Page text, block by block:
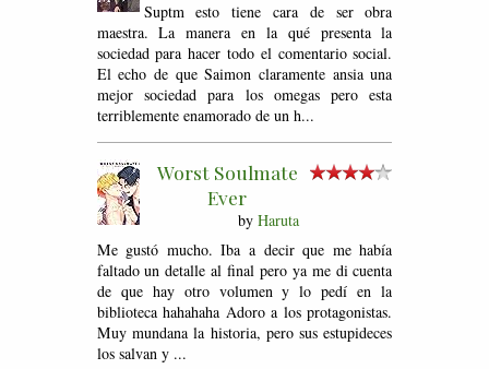
Suptm esto tiene cara de ser obra
maestra. La manera en la qué presenta la
sociedad para hacer todo el comentario social.
El echo de que Saimon claramente ansia una
mejor sociedad para los omegas pero esta
terriblemente enamorado de un h...
Worst Soulmate
Ever
by Haruta
Me gustó mucho. Iba a decir que me había
faltado un detalle al final pero ya me di cuenta
de que hay otro volumen y lo pedí en la
biblioteca hahahaha Adoro a los protagonistas.
Muy mundana la historia, pero sus estupideces
los salvan y ...